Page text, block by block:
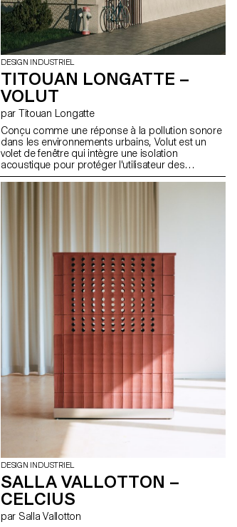
DESIGN INDUSTRIEL
TITOUAN LONGATTE –
VOLUT
par Titouan Longatte
Conçu comme une réponse à la pollution sonore
dans les environnements urbains, Volut est un
volet de fenêtre qui intègre une isolation
acoustique pour protéger l'utilisateur des
perturbations extérieures. L'isolation est assurée
en absorbant les ondes sonores. Les panneaux
une adaptation facile aux différentes dimensions
des fenêtres et une intégration parfaite dans les
cadres de la façade. Les volets sont dépourvus
de tout élément superflu ; la quincaillerie est
dissimulée dans les profilés, ce qui donne un
objet neutre qui évoque le silence tant sur le plan
visuel qu'acoustique.
DESIGN INDUSTRIEL
SALLA VALLOTTON –
CELCIUS
par Salla Vallotton